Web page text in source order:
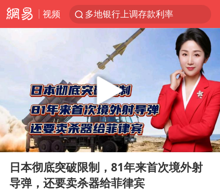
视频
多地银行上调存款利率
上海地铁4条线路全线停运
4.2平卫生间补漏注胶花1.55万
白海豚路径图
宇树申购 中一签有望赚20万元
今日有3只新股申购
武汉3名城管协管员殴打摊主被刑拘
白海豚可深入内陆制造大范围风雨
NBA传奇教练老尼尔森去世
Play
00:00 04:29
日本彻底突破限制，81年来首次境外射
导弹，还要卖杀器给菲律宾